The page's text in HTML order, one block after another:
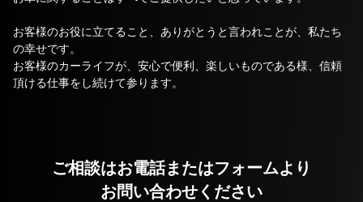
お客様のお役に⽴てること、ありがとうと言われことが、私たち
の幸せです。
お客様のカーライフが、安心で便利、楽しいものである様、信頼
頂ける仕事をし続けて参ります。
ご相談はお電話またはフォームより
お問い合わせください